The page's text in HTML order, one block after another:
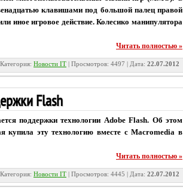
клавишами под большой палец правой
иное игровое действие. Колесико манипулятора
Читать полностью »
Категория: Новости IT | Просмотров: 4497 | Дата: 22.07.2012
Flash
поддержки технологии Adobe Flash. Об этом
купила эту технологию вместе с Macromedia в
Читать полностью »
Категория: Новости IT | Просмотров: 4445 | Дата: 22.07.2012